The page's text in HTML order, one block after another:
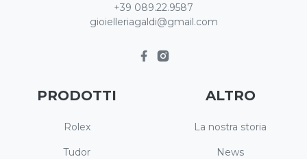
+39 089.22.9587
gioielleriagaldi@gmail.com
PRODOTTI
Rolex
Tudor
ALTRO
La nostra storia
News